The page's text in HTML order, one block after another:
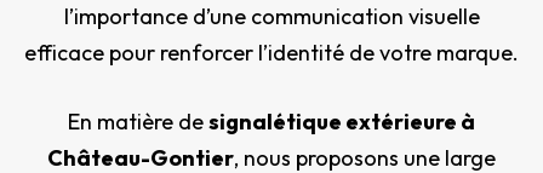
l’importance d’une communication visuelle
efficace pour renforcer l’identité de votre marque.
En matière designalétique extérieure à
Château-Gontier, nous proposons une large